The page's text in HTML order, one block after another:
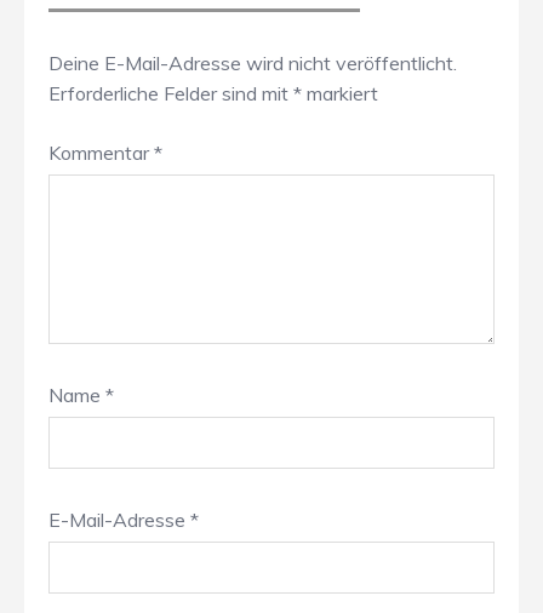
Deine E-Mail-Adresse wird nicht veröffentlicht.
Erforderliche Felder sind mit * markiert
Kommentar*
Name *
E-Mail-Adresse *